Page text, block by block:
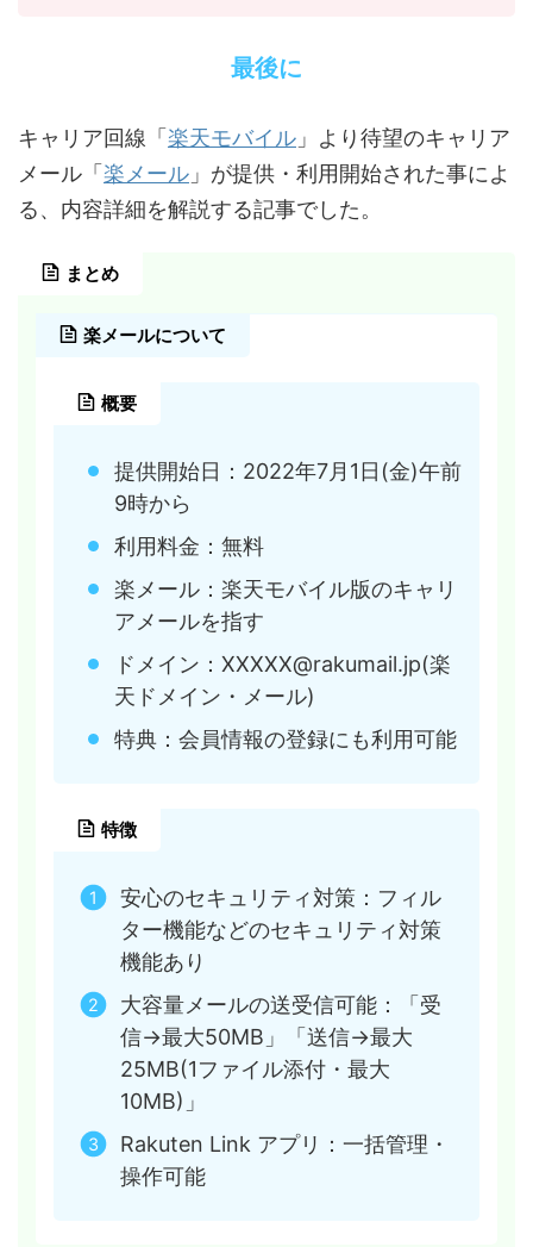
最後に
キャリア回線「 楽天モバイル 」より待望のキャリア
メール「 楽メール 」が提供・利用開始された事によ
る、内容詳細を解説する記事でした。
まとめ
楽メールについて
概要
提供開始日：2022年7月1日(金)午前
9時から
利用料金：無料
楽メール：楽天モバイル版のキャリ
アメールを指す
ドメイン：XXXXX@rakumail.jp(楽
天ドメイン・メール)
特典：会員情報の登録にも利用可能
特徴
安心のセキュリティ対策：フィル
ター機能などのセキュリティ対策
機能あり
大容量メールの送受信可能：「受
信→最大50MB」「送信→最大
25MB(1ファイル添付・最大
10MB)」
Rakuten Link アプリ：一括管理・
操作可能